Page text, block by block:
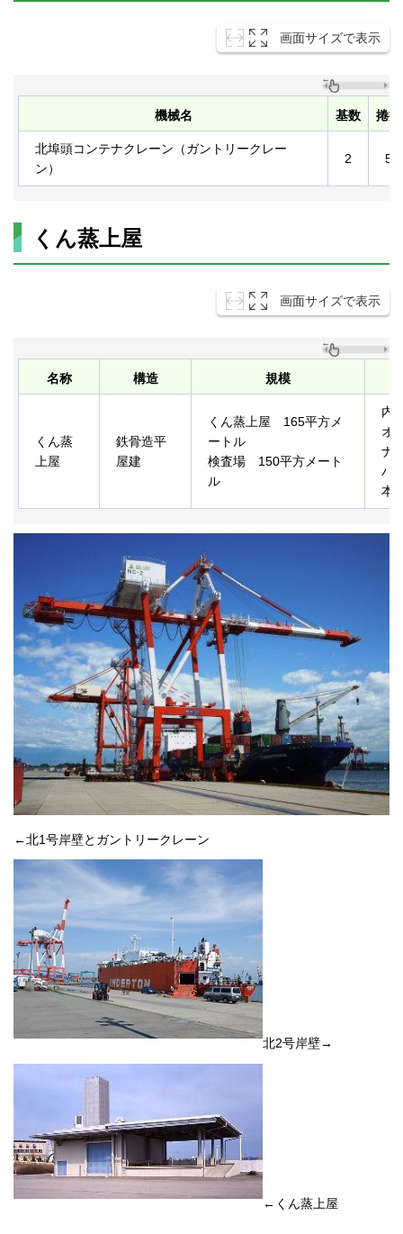
画面サイズで表示
機械名 基数 捲
北埠頭コンテナクレーン（ガントリークレー
ン）
2
くん蒸上屋
画面サイズで表示
名称 構造 規模
くん蒸
上屋
鉄骨造平
屋建
くん蒸上屋 165平方メ
ートル
検査場 150平方メート
ル
内
オ
ナ
バ
本
←北1号岸壁とガントリークレーン
北2号岸壁→
←くん蒸上屋